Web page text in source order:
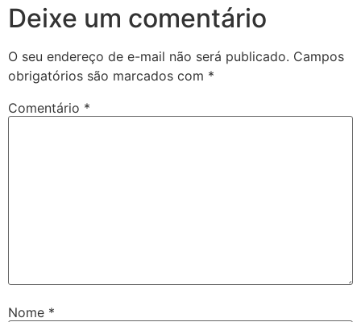
Deixe um comentário
O seu endereço de e-mail não será publicado. Campos
obrigatórios são marcados com *
Comentário *
Nome *